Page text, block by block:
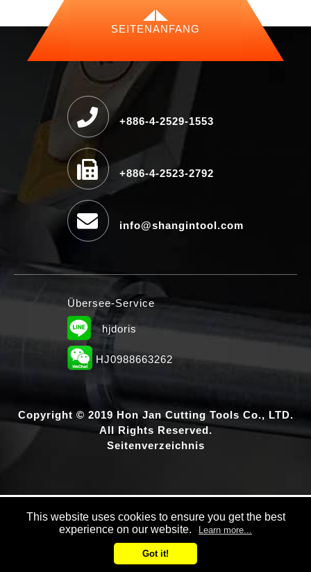
SEITENANFANG
+886-4-2529-1553
+886-4-2523-2792
info@shangintool.com
Übersee-Service
hjdoris
HJ0988663262
Copyright © 2019 Hon Jan Cutting Tools Co., LTD.
All Rights Reserved.
Seitenverzeichnis
This website uses cookies to ensure you get the best
experience on our website.
Learn more...
Got it!